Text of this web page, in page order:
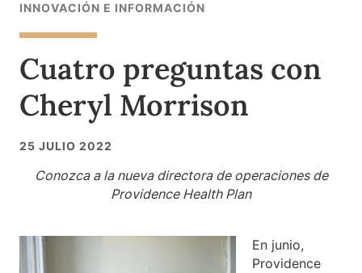
INNOVACIÓN E INFORMACIÓN
Cuatro preguntas con
Cheryl Morrison
25 JULIO 2022
Conozca a la nueva directora de operaciones de
Providence Health Plan
En junio,
Providence